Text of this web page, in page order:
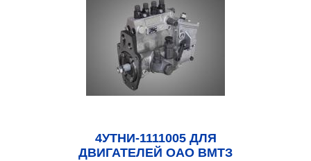
4УТНИ-1111005 ДЛЯ
ДВИГАТЕЛЕЙ ОАО ВМТЗ